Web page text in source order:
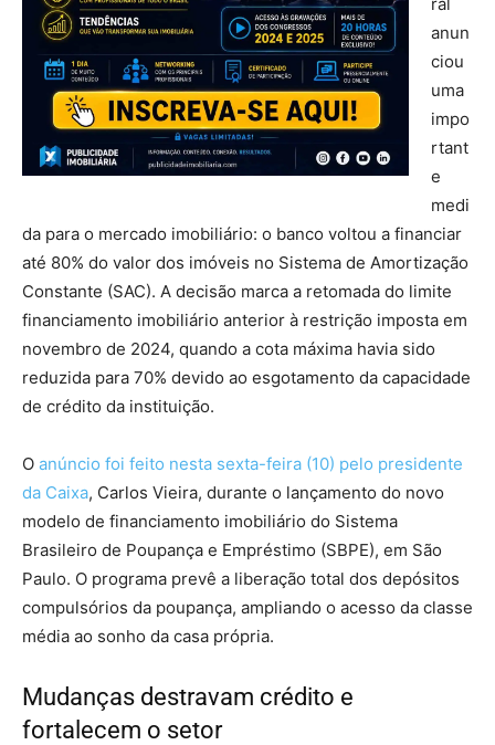
anun
ciou
uma
impo
rtant
e
medi
da para o mercado imobiliário: o banco voltou a financiar
até 80% do valor dos imóveis no Sistema de Amortização
Constante (SAC). A decisão marca a retomada do limite
financiamento imobiliário anterior à restrição imposta em
novembro de 2024, quando a cota máxima havia sido
reduzida para 70% devido ao esgotamento da capacidade
de crédito da instituição.
O anúncio foi feito nesta sexta-feira (10) pelo presidente
da Caixa, Carlos Vieira, durante o lançamento do novo
modelo de financiamento imobiliário do Sistema
Brasileiro de Poupança e Empréstimo (SBPE), em São
Paulo. O programa prevê a liberação total dos depósitos
compulsórios da poupança, ampliando o acesso da classe
média ao sonho da casa própria.
Mudanças destravam crédito e
fortalecem o setor